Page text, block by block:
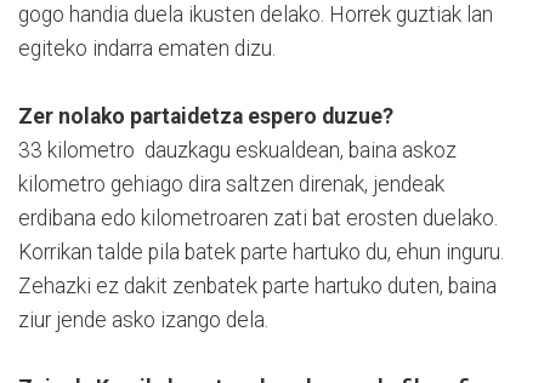
gogo handia duela ikusten delako. Horrek guztiak lan
egiteko indarra ematen dizu.
Zer nolako partaidetza espero duzue?
33 kilometro dauzkagu eskualdean, baina askoz
kilometro gehiago dira saltzen direnak, jendeak
erdibana edo kilometroaren zati bat erosten duelako.
Korrikan talde pila batek parte hartuko du, ehun inguru.
Zehazki ez dakit zenbatek parte hartuko duten, baina
ziur jende asko izango dela.